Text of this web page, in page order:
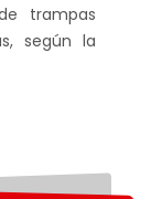
trampas
según la